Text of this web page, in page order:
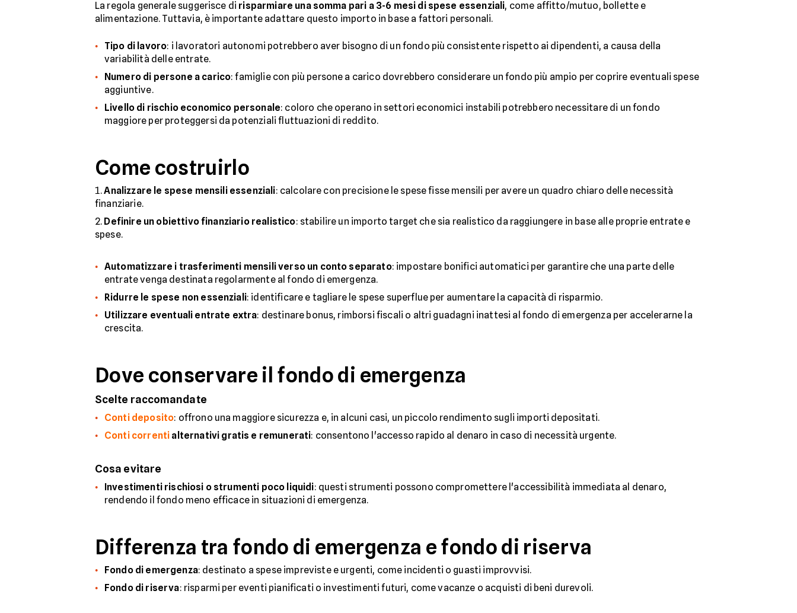
La regola generale suggerisce di risparmiare una somma pari a 3-6 mesi di spese essenziali, come affitto/mutuo, bollette e
alimentazione. Tuttavia, è importante adattare questo importo in base a fattori personali.
Tipo di lavoro: i lavoratori autonomi potrebbero aver bisogno di un fondo più consistente rispetto ai dipendenti, a causa della
variabilità delle entrate.
Numero di persone a carico: famiglie con più persone a carico dovrebbero considerare un fondo più ampio per coprire eventuali spese
aggiuntive.
Livello di rischio economico personale: coloro che operano in settori economici instabili potrebbero necessitare di un fondo
maggiore per proteggersi da potenziali fluttuazioni di reddito.
Come costruirlo
Analizzare le spese mensili essenziali: calcolare con precisione le spese fisse mensili per avere un quadro chiaro delle necessità
finanziarie.
Definire un obiettivo finanziario realistico: stabilire un importo target che sia realistico da raggiungere in base alle proprie entrate e
spese.
Automatizzare i trasferimenti mensili verso un conto separato: impostare bonifici automatici per garantire che una parte delle
entrate venga destinata regolarmente al fondo di emergenza.
Ridurre le spese non essenziali: identificare e tagliare le spese superflue per aumentare la capacità di risparmio.
Utilizzare eventuali entrate extra: destinare bonus, rimborsi fiscali o altri guadagni inattesi al fondo di emergenza per accelerarne la
crescita.
Dove conservare il fondo di emergenza
Scelte raccomandate
Conti deposito: offrono una maggiore sicurezza e, in alcuni casi, un piccolo rendimento sugli importi depositati.
Conti correnti alternativi gratis e remunerati: consentono l'accesso rapido al denaro in caso di necessità urgente.
Cosa evitare
Investimenti rischiosi o strumenti poco liquidi: questi strumenti possono compromettere l'accessibilità immediata al denaro,
rendendo il fondo meno efficace in situazioni di emergenza.
Differenza tra fondo di emergenza e fondo di riserva
Fondo di emergenza: destinato a spese impreviste e urgenti, come incidenti o guasti improvvisi.
Fondo di riserva: risparmi per eventi pianificati o investimenti futuri, come vacanze o acquisti di beni durevoli.